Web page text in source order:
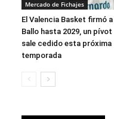
Mercado de Fichajes
El Valencia Basket firmó a
Ballo hasta 2029, un
sale cedido esta próxima
temporada